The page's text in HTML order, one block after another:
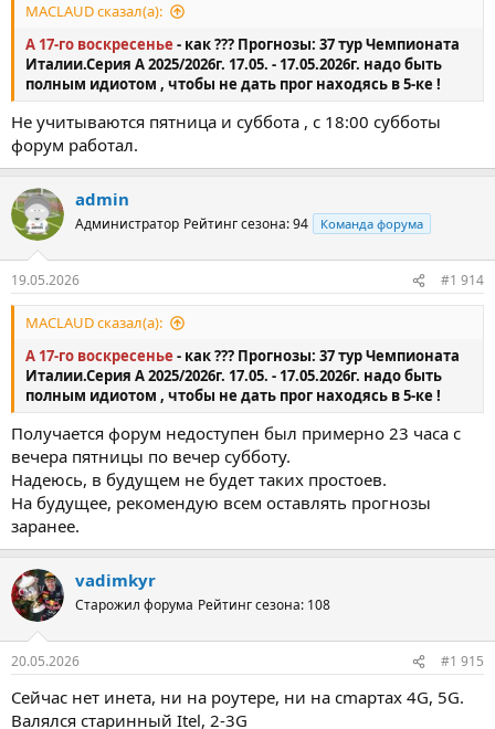
MACLAUD сказал(а):
А 17-го воскресенье - как ??? Прогнозы: 37 тур Чемпионата
Италии.Серия А 2025/2026г. 17.05. - 17.05.2026г. надо быть
полным идиотом , чтобы не дать прог находясь в 5-ке !
Не учитываются пятница и суббота , c 18:00 субботы
форум работал.
admin
Администратор Рейтинг сезона: 94 Команда форума
19.05.2026 #1 914
MACLAUD сказал(а):
А 17-го воскресенье - как ??? Прогнозы: 37 тур Чемпионата
Италии.Серия А 2025/2026г. 17.05. - 17.05.2026г. надо быть
полным идиотом , чтобы не дать прог находясь в 5-ке !
Получается форум недоступен был примерно 23 часа с
вечера пятницы по вечер субботу.
Надеюсь, в будущем не будет таких простоев.
На будущее, рекомендую всем оставлять прогнозы
заранее.
vadimkyr
Старожил форума Рейтинг сезона: 108
20.05.2026 #1 915
Сейчас нет инета, ни на роутере, ни на сmартах 4G, 5G.
Валялся старинный Itel, 2-3G